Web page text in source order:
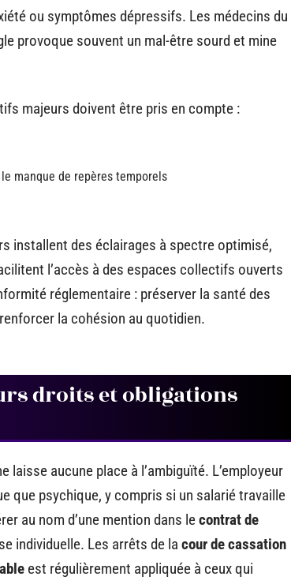
ou symptômes dépressifs. Les médecins du
provoque souvent un mal-être sourd et mine
majeurs doivent être pris en compte :
manque de repères temporels
installent des éclairages à spectre optimisé,
l’accès à des espaces collectifs ouverts
réglementaire : préserver la santé des
la cohésion au quotidien.
droits et obligations
aucune place à l’ambiguïté. L’employeur
que psychique, y compris si un salarié travaille
au nom d’une mention dans lecontrat de
individuelle. Les arrêts de la cour de cassation
est régulièrement appliquée à ceux qui